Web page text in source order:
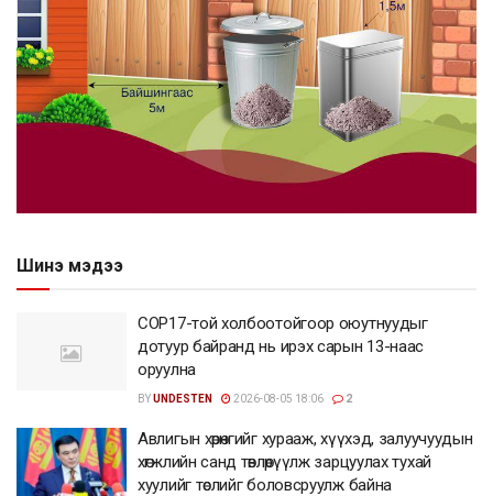
Шинэ мэдээ
COP17-той холбоотойгоор оюутнуудыг
дотуур байранд нь ирэх сарын 13-наас
оруулна
BYUNDESTEN 2026-08-05 18:06 2
Авлигын хөрөнгийг хурааж, хүүхэд, залуучуудын
хөгжлийн санд төвлөрүүлж зарцуулах тухай
хуулийг төслийг боловсруулж байна